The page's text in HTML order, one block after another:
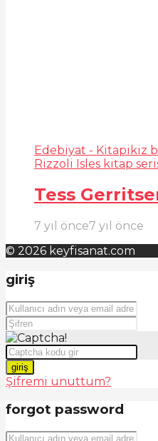
Edebiyat - Kitapikiz
Rizzoli Isles kitap
Tess
7 yıl önce7 yıl önce
© 2026 keyfisanat.com
giriş
giriş
Şifremi unuttum?
forgot password